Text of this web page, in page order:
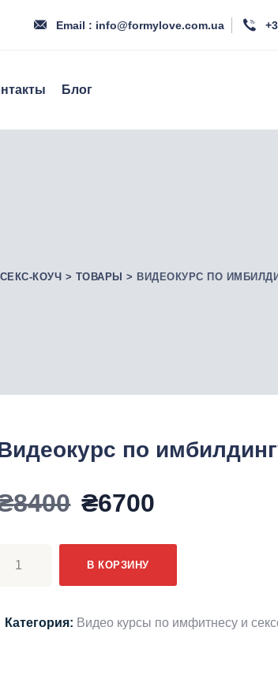
Email : info@formylove.com.ua
Блог
КОУЧ > ТОВАРЫ > ВИДЕОКУРС ПО
по
8400
цена
составляла
₴8400.
₴6700
цена:
₴6700.
по
В КОРЗИНУ
Категория: Видео курсы по имфитнесу и